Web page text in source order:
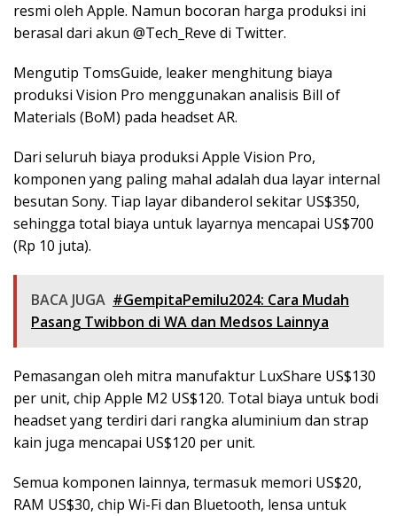
resmi oleh Apple. Namun bocoran harga produksi ini
berasal dari akun @Tech_Reve di Twitter.
Mengutip TomsGuide, leaker menghitung biaya
produksi Vision Pro menggunakan analisis Bill of
Materials (BoM) pada headset AR.
Dari seluruh biaya produksi Apple Vision Pro,
komponen yang paling mahal adalah dua layar internal
besutan Sony. Tiap layar dibanderol sekitar US$350,
sehingga total biaya untuk layarnya mencapai US$700
(Rp 10 juta).
BACA JUGA #GempitaPemilu2024: Cara Mudah
Pasang Twibbon di WA dan Medsos Lainnya
Pemasangan oleh mitra manufaktur LuxShare US$130
per unit, chip Apple M2 US$120. Total biaya untuk bodi
headset yang terdiri dari rangka aluminium dan strap
kain juga mencapai US$120 per unit.
Semua komponen lainnya, termasuk memori US$20,
RAM US$30, chip Wi-Fi dan Bluetooth, lensa untuk